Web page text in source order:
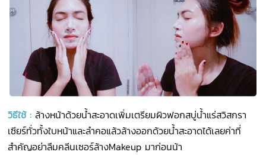
วิธีใช้: ล้างหน้าด้วยน้ำสะอาดเพิ่มเตรียมผิวฟอกสบู่น้ำแร่สวิสกรา
เซียร์ทั่วทั้งใบหน้าและลำคอแล้วล้างออกด้วยน้ำสะอาดได้เลยค่าที่
สำคัญอย่าลืมคลีนเซอร์ล้างMakeup มาก่อนน้า